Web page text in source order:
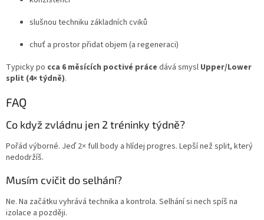
slušnou techniku základních cviků
chuť a prostor přidat objem (a regeneraci)
Typicky po cca 6 měsících poctivé práce dává smysl Upper/Lower
split (4× týdně).
FAQ
Co když zvládnu jen 2 tréninky týdně?
Pořád výborné. Jeď 2× full body a hlídej progres. Lepší než split, který
nedodržíš.
Musím cvičit do selhání?
Ne. Na začátku vyhrává technika a kontrola. Selhání si nech spíš na
izolace a později.